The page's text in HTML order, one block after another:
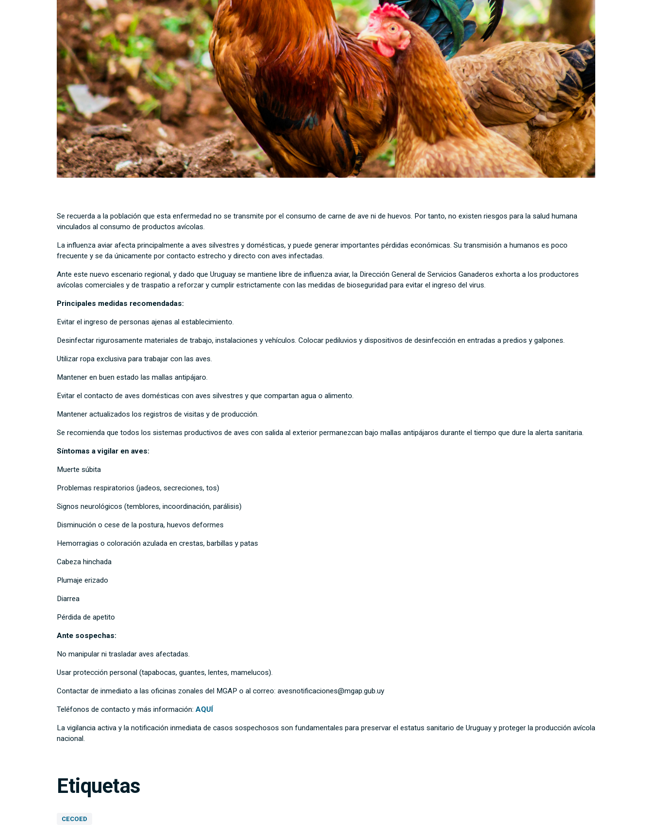
Se recuerda a la población que esta enfermedad no se transmite por el consumo de carne de ave ni de huevos. Por tanto, no existen riesgos para la salud humana
vinculados al consumo de productos avícolas.
La influenza aviar afecta principalmente a aves silvestres y domésticas, y puede generar importantes pérdidas económicas. Su transmisión a humanos es poco
frecuente y se da únicamente por contacto estrecho y directo con aves infectadas.
Ante este nuevo escenario regional, y dado que Uruguay se mantiene libre de influenza aviar, la Dirección General de Servicios Ganaderos exhorta a los productores
avícolas comerciales y de traspatio a reforzar y cumplir estrictamente con las medidas de bioseguridad para evitar el ingreso del virus.
Principales medidas recomendadas:
Evitar el ingreso de personas ajenas al establecimiento.
Desinfectar rigurosamente materiales de trabajo, instalaciones y vehículos. Colocar pediluvios y dispositivos de desinfección en entradas a predios y galpones.
Utilizar ropa exclusiva para trabajar con las aves.
Mantener en buen estado las mallas antipájaro.
Evitar el contacto de aves domésticas con aves silvestres y que compartan agua o alimento.
Mantener actualizados los registros de visitas y de producción.
Se recomienda que todos los sistemas productivos de aves con salida al exterior permanezcan bajo mallas antipájaros durante el tiempo que dure la alerta sanitaria.
Síntomas a vigilar en aves:
Muerte súbita
Problemas respiratorios (jadeos, secreciones, tos)
Signos neurológicos (temblores, incoordinación, parálisis)
Disminución o cese de la postura, huevos deformes
Hemorragias o coloración azulada en crestas, barbillas y patas
Cabeza hinchada
Plumaje erizado
Diarrea
Pérdida de apetito
Ante sospechas:
No manipular ni trasladar aves afectadas.
Usar protección personal (tapabocas, guantes, lentes, mamelucos).
Contactar de inmediato a las oficinas zonales del MGAP o al correo: avesnotificaciones@mgap.gub.uy
Teléfonos de contacto y más información: AQUÍ
La vigilancia activa y la notificación inmediata de casos sospechosos son fundamentales para preservar el estatus sanitario de Uruguay y proteger la producción avícola
nacional.
Etiquetas
CECOED